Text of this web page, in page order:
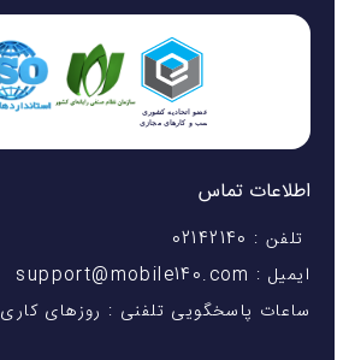
اطلاعات تماس
تلفن : 02142140
ایمیل : support@mobile140.com
ساعات پاسخگویی تلفنی : روزهای کاری 9 الی 21